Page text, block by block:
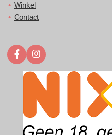
Winkel
Contact
F
a
I
n
s
g
m